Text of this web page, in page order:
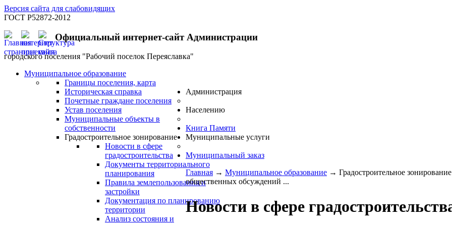
Версия сайта для слабовидящих
ГОСТ Р52872-2012
Официальный интернет-сайт Администрации
городского поселения "Рабочий поселок Переяславка"
Муниципальное образование
Границы поселения, карта
Историческая справка
Почетные граждане поселения
Устав поселения
Муниципальные объекты в
собственности
Градостроительное зонирование
Новости в сфере
градостроительства
Документы территориального
планирования
Правила землепользования и
застройки
Документация по планированию
территории
Анализ состояния и
Администрация
Населению
Книга Памяти
Муниципальные услуги
Муниципальный заказ
Главная → Муниципальное образование → Градостроительное зонирование
общественных обсуждений ...
Новости в сфере